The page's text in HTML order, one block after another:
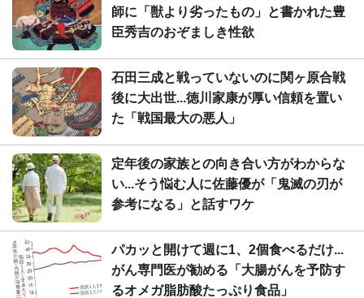
師に「獣より劣ったもの」と書かれた豊
臣秀吉のおぞましき性欲
石田三成と戦っていないのに関ヶ原合戦
後に大出世...徳川家康が厚い信頼を置い
た「戦国最大の悪人」
定年後の家族との向き合い方がわからな
い...そう悩む人に佐藤優が「鬼滅の刃が
参考になる」と話すワケ
パカッと開けて週に1、2個食べるだけ...
がん専門医が勧める「大腸がんを予防す
るオメガ脂肪酸たっぷり食品」